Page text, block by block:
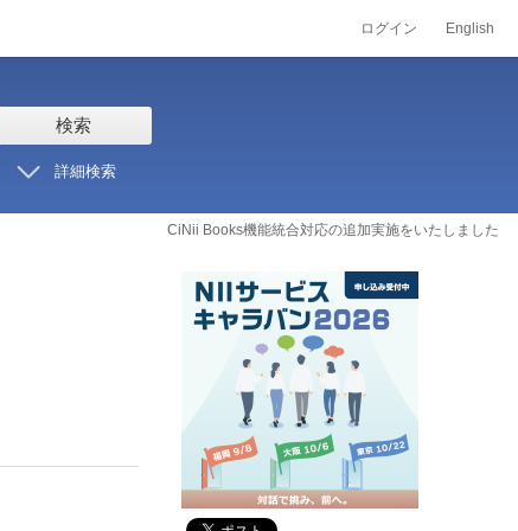
ログイン English
検索
詳細検索
CiNii Books機能統合対応の追加実施をいたしました